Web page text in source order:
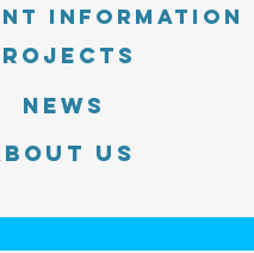
information
News
Us